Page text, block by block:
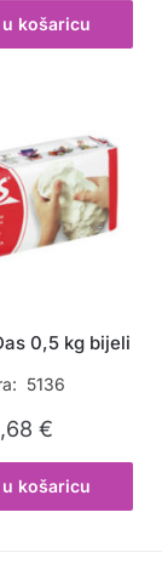
u košaricu
0,5 kg bijeli
5136
€
u košaricu